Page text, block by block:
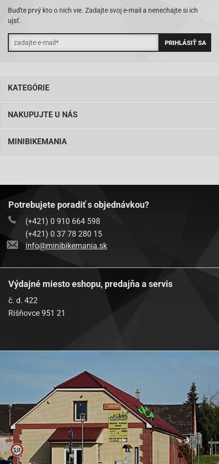
Buďte prvý kto o nich vie. Zadajte svoj e-mail a nenechajte si ich
ujsť.
KATEGÓRIE
NAKUPUJTE U NÁS
MINIBIKEMANIA
Potrebujete poradiť s objednávkou?
(+421) 0 910 664 598
(+421) 0 37 78 280 15
info@minibikemania.sk
Výdajné miesto eshopu, predajňa a servis
č. d. 422
Rišňovce 951 21